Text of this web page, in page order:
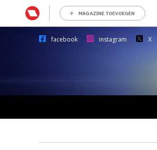
MAGAZINE TOEVOEGEN
facebook instagram X